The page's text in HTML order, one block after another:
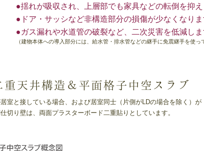
揺れが吸収され、上層部でも家具などの転倒を抑え
ドア・サッシなど非構造部分の損傷が少なくなりま
ガス漏れや水道管の破裂など、二次災害を低減しま
（建物本体への導入部分には、給水管・排水管などの継手に免震継手を使っ
重天井構造 ＆平面格子中空スラブ
室と接している場合、および居室同士（片側がLDの場合を除く）が
切り壁は、両面プラスターボード二重貼りとしています。